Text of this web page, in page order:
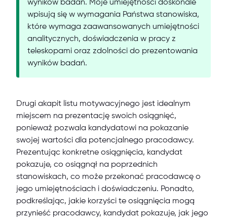
wyników badań. Moje umiejętności doskonale
wpisują się w wymagania Państwa stanowiska,
które wymaga zaawansowanych umiejętności
analitycznych, doświadczenia w pracy z
teleskopami oraz zdolności do prezentowania
wyników badań.
Drugi akapit listu motywacyjnego jest idealnym
miejscem na prezentację swoich osiągnięć,
ponieważ pozwala kandydatowi na pokazanie
swojej wartości dla potencjalnego pracodawcy.
Prezentując konkretne osiągnięcia, kandydat
pokazuje, co osiągnął na poprzednich
stanowiskach, co może przekonać pracodawcę o
jego umiejętnościach i doświadczeniu. Ponadto,
podkreślając, jakie korzyści te osiągnięcia mogą
przynieść pracodawcy, kandydat pokazuje, jak jego